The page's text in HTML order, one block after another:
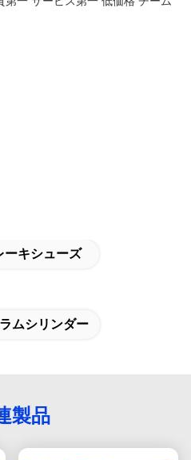
ーキシューズ
ムシリンダー
製品